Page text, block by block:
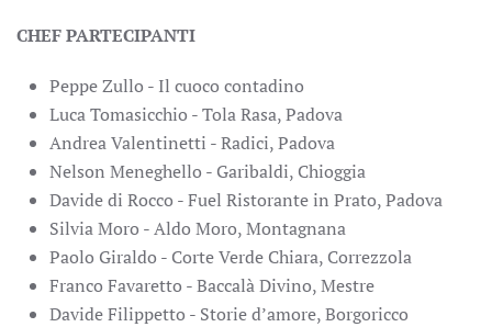
CHEF PARTECIPANTI
Peppe Zullo - Il cuoco contadino
Luca Tomasicchio - Tola Rasa, Padova
Andrea Valentinetti - Radici, Padova
Nelson Meneghello - Garibaldi, Chioggia
Davide di Rocco - Fuel Ristorante in Prato, Padova
Silvia Moro - Aldo Moro, Montagnana
Paolo Giraldo - Corte Verde Chiara, Correzzola
Franco Favaretto - Baccalà Divino, Mestre
Davide Filippetto - Storie d’amore, Borgoricco